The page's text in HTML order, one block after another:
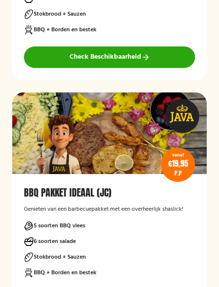
Stokbrood + Sauzen
BBQ + Borden en bestek
Check Beschikbaarheid
vanaf
€19,95
P.P
BBQ PAKKET IDEAAL (JC)
Genieten van een barbecuepakket met een overheerlijk shaslick!
5 soorten BBQ vlees
6 soorten salade
Stokbrood + Sauzen
BBQ + Borden en bestek